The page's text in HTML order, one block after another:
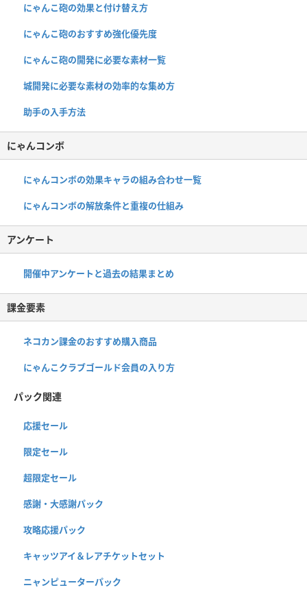
にゃんこ砲の効果と付け替え方
にゃんこ砲のおすすめ強化優先度
にゃんこ砲の開発に必要な素材一覧
城開発に必要な素材の効率的な集め方
助手の入手方法
にゃんコンボ
にゃんコンボの効果キャラの組み合わせ一覧
にゃんコンボの解放条件と重複の仕組み
アンケート
開催中アンケートと過去の結果まとめ
課金要素
ネコカン課金のおすすめ購入商品
にゃんこクラブゴールド会員の入り方
パック関連
応援セール
限定セール
超限定セール
感謝・大感謝パック
攻略応援パック
キャッツアイ＆レアチケットセット
ニャンピューターパック